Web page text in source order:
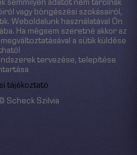
semmilyen adatot nem tárolnak
vagy böngészési szokásairól,
Weboldalunk használatával Ön
Ha mégsem szeretné akkor az
a sütik küldése
tervezése, telepítése
tájékoztató
Scheck Szilvia